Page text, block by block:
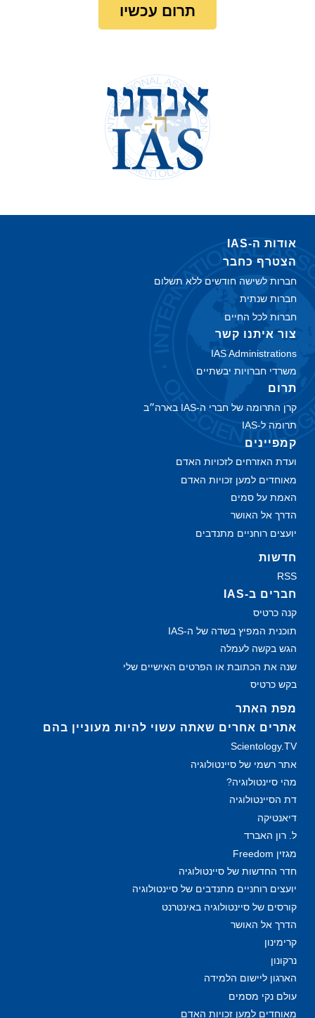
תרום עכשיו
אודות ה‑IAS
הצטרף כחבר
חברות לשישה חודשים ללא תשלום
חברות שנתית
חברות לכל החיים
צור איתנו קשר
IAS Administrations
משרדי חברויות יבשתיים
תרום
קרן התרומה של חברי ה-IAS בארה״ב
תרומה ל-IAS
קמפיינים
ועדת האזרחים לזכויות האדם
מאוחדים למען זכויות האדם
האמת על סמים
הדרך אל האושר
יועצים רוחניים מתנדבים
חדשות
RSS
חברים ב-IAS
קנה כרטיס
תוכנית המפיץ בשדה של ה‑IAS
הגש בקשה לעמלה
שנה את הכתובת או הפרטים האישיים שלי
בקש כרטיס
מפת האתר
אתרים אחרים שאתה עשוי להיות מעוניין בהם
Scientology.TV
אתר רשמי של סיינטולוגיה
מהי סיינטולוגיה?
דת הסיינטולוגיה
דיאנטיקה
ל. רון האברד
מגזין Freedom
חדר החדשות של סיינטולוגיה
יועצים רוחניים מתנדבים של סיינטולוגיה
קורסים של סיינטולוגיה באינטרנט
הדרך אל האושר
קרימינון
נרקונון
הארגון ליישום הלמידה
עולם נקי מסמים
מאוחדים למען זכויות האדם